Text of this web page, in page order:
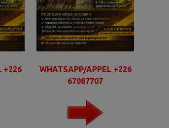
+226
WHATSAPP/APPEL +226
67087707